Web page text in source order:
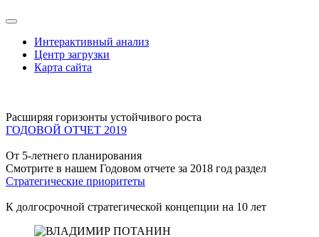
Интерактивный анализ
Центр загрузки
Карта сайта
Расширяя горизонты устойчивого роста
ГОДОВОЙ ОТЧЕТ 2019
От 5-летнего планирования
Смотрите в нашем Годовом отчете за 2018 год раздел
Стратегические приоритеты
К долгосрочной стратегической концепции на 10 лет